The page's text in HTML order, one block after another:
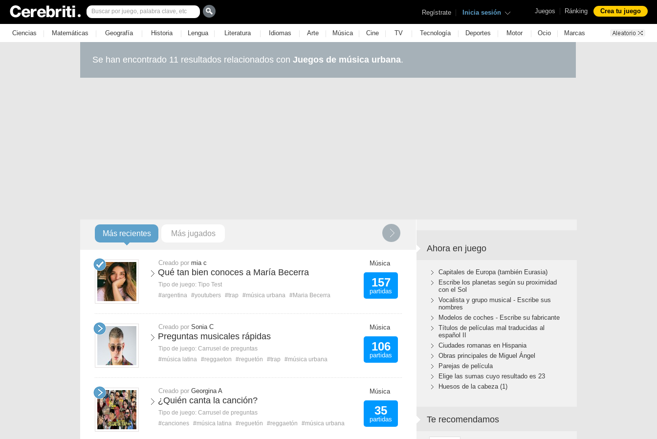
Juegos | Ránking Crea tu juego
Regístrate | Inicia sesión
Ciencias | Matemáticas | Geografía | Historia | Lengua | Literatura | Idiomas | Arte | Música | Cine | TV | Tecnología | Deportes | Motor | Ocio | Marcas
Se han encontrado 11 resultados relacionados con Juegos de música urbana.
Más recientes Más jugados
Creado por mia c
Qué tan bien conoces a María Becerra
Tipo de juego: Tipo Test
#argentina #youtubers #trap #música urbana #Maria Becerra
Música
157
partidas
Creado por Sonia C
Preguntas musicales rápidas
Tipo de juego: Carrusel de preguntas
#música latina #reggaeton #reguetón #trap #música urbana
Música
106
partidas
Creado por Georgina A
¿Quién canta la canción?
Tipo de juego: Carrusel de preguntas
#canciones #música latina #reguetón #reggaetón #música urbana
Música
35
partidas
Ahora en juego
Capitales de Europa (también Eurasia)
Escribe los planetas según su proximidad
con el Sol
Vocalista y grupo musical - Escribe sus
nombres
Modelos de coches - Escribe su fabricante
Títulos de películas mal traducidas al
español II
Ciudades romanas en Hispania
Obras principales de Miguel Ángel
Parejas de película
Elige las sumas cuyo resultado es 23
Huesos de la cabeza (1)
Te recomendamos